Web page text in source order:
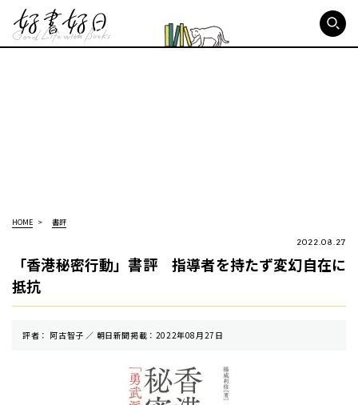
HOME 書評
2022.08.27
「香港秘密行動」書評 指導者を持たず変幻自在に
抵抗
評者： 阿古智子 ／ 朝⽇新聞掲載：2022年08月27日